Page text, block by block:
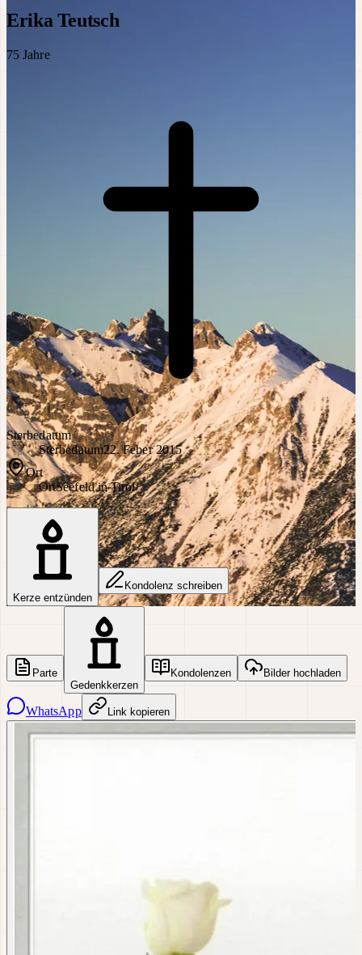
Erika Teutsch
75 Jahre
Sterbedatum
Sterbedatum22. Feber 2015
Ort
OrtSeefeld in Tirol
Kerze entzünden
Kondolenz schreiben
Parte
Gedenkkerzen
Kondolenzen Bilder hochladen
WhatsApp Link kopieren